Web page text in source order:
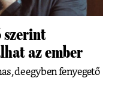
szerint
az ember
de egyben fenyegető